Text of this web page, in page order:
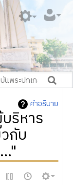
คำอธิบาย
ริหาร
กับ